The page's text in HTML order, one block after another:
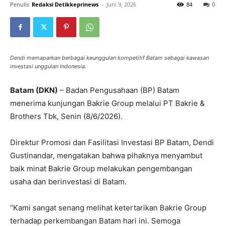
Penulis Redaksi Detikkeprinews - Juni 9, 2026 0
84
Dendi memaparkan berbagai keunggulan kompetitif Batam sebagai kawasan
investasi unggulan Indonesia.
Batam (DKN) – Badan Pengusahaan (BP) Batam
menerima kunjungan Bakrie Group melalui PT Bakrie &
Brothers Tbk, Senin (8/6/2026).
Direktur Promosi dan Fasilitasi Investasi BP Batam, Dendi
Gustinandar, mengatakan bahwa pihaknya menyambut
baik minat Bakrie Group melakukan pengembangan
usaha dan berinvestasi di Batam.
“Kami sangat senang melihat ketertarikan Bakrie Group
terhadap perkembangan Batam hari ini. Semoga